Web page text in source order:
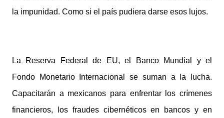
la impunidad. Como si el país pudiera darse esos lujos.
La Reserva Federal de EU, el Banco Mundial y el
Fondo Monetario Internacional se suman a la lucha.
Capacitarán a mexicanos para enfrentar los crímenes
financieros, los fraudes cibernéticos en bancos y en